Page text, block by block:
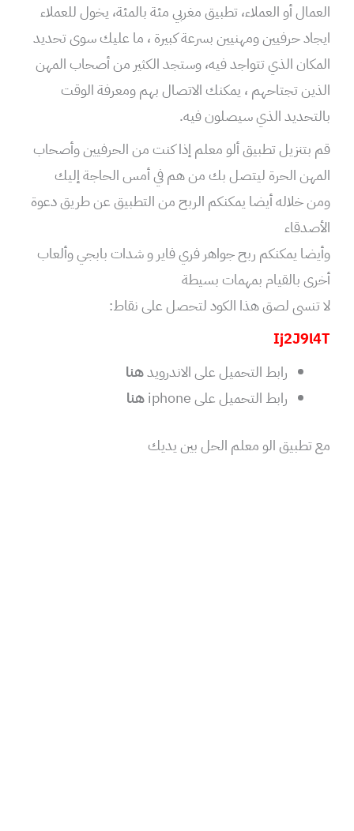
العمال أو العملاء، تطبيق مغربي مئة بالمئة، يخول للعملاء
ايجاد حرفيين ومهنيين بسرعة كبيرة ، ما عليك سوى تحديد
المكان الذي تتواجد فيه، وستجد الكثير من أصحاب المهن
الذين تجتاحهم ، يمكنك الاتصال بهم ومعرفة الوقت
بالتحديد الذي سيصلون فيه.
قم بتنزيل تطبيق ألو معلم إذا كنت من الحرفيين وأصحاب
المهن الحرة ليتصل بك من هم في أمس الحاجة إليك
ومن خلاله أيضا يمكنكم الربح من التطبيق عن طريق دعوة
الأصدقاء
وأيضا يمكنكم ربح جواهر فري فاير و شدات بابجي وألعاب
أخرى بالقيام بمهمات بسيطة
لا تنسى لصق هذا الكود لتحصل على نقاط:
Ij2J9l4T
رابط التحميل على الاندرويدهنا
رابط التحميل على iphone
هنا
مع تطبيق الو معلم الحل بين يديك